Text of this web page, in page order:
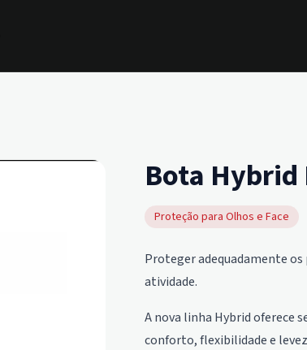
Bota Hybrid
Proteção para Olhos e Face
Proteger adequadamente
atividade.
A nova linha Hybrid oferece
conforto, flexibilidade e